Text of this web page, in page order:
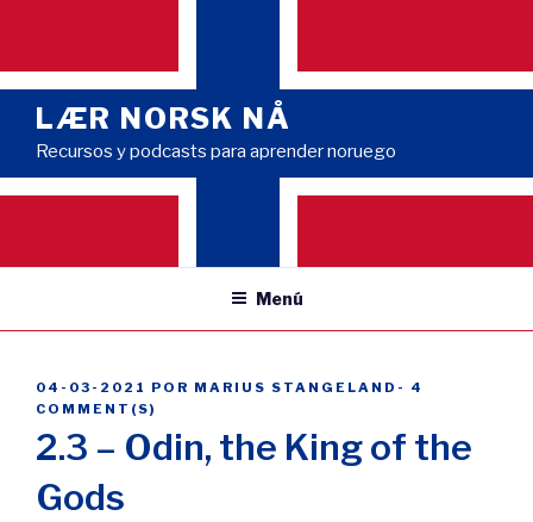
contenido
LÆR NORSK NÅ
Recursos y podcasts para aprender noruego
Menú
PUBLICADO
EL
04-03-2021 POR MARIUS STANGELAND - 4
COMMENT(S)
2.3 – Odin, the King of the
Gods